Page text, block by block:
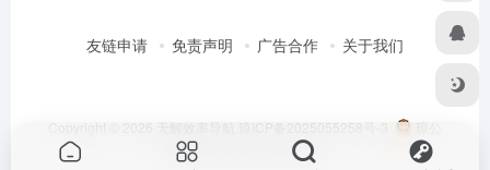
友链申请 免责声明 广告合作 关于我们
Copyright © 2026 无解效率导航 琼ICP备2025055258号-3
琼公
网安备46010002000981号